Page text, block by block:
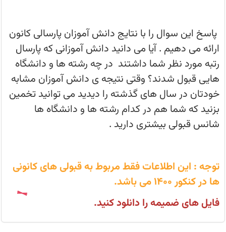
شدند
؟
پاسخ این سوال را با نتایج دانش آموزان پارسالی کانون
ارائه می دهیم . آیا می دانید دانش آموزانی که پارسال
رتبه مورد نظر شما داشتند در چه رشته ها و دانشگاه
هایی قبول شدند؟ وقتی نتیجه ی دانش آموزان مشابه
خودتان در سال های گذشته را دیدید می توانید تخمین
بزنید که شما هم در کدام رشته ها و دانشگاه ها
شانس قبولی بیشتری دارید .
توجه : این اطلاعات فقط مربوط به قبولی های کانونی
ها در کنکور 1400 می باشد.
فایل های ضمیمه را دانلود کنید.